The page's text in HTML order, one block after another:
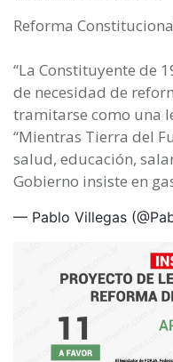
Reforma
“La Constituyente de
de necesidad de
tramitarse como una
“Mientras Tierra del
salud, educación,
Gobierno insiste en
— Pablo Villegas